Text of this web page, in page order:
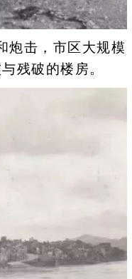
炮击，市区大规模
残破的楼房。